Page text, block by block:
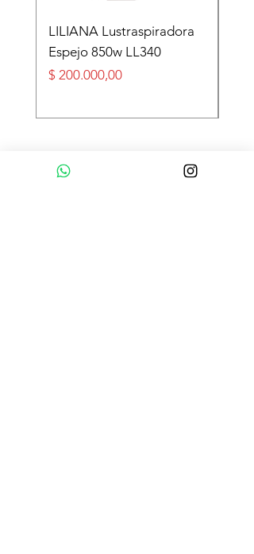
LILIANA Lustraspiradora
Espejo 850w LL340
Precio
$ 200.000,00